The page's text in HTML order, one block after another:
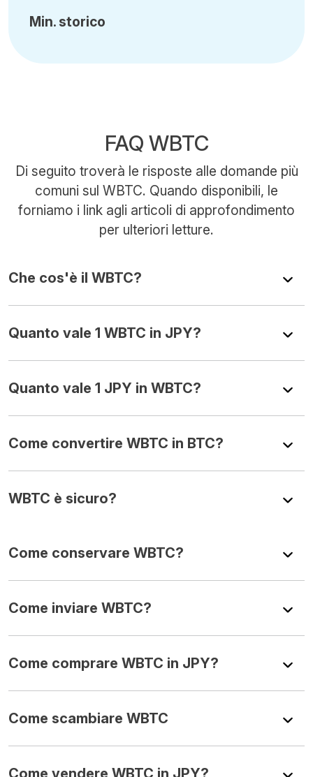
Min. storico
FAQ WBTC
Di seguito troverà le risposte alle domande più
comuni sul WBTC. Quando disponibili, le
forniamo i link agli articoli di approfondimento
per ulteriori letture.
Che cos'è il WBTC?
Quanto vale 1 WBTC in JPY?
Quanto vale 1 JPY in WBTC?
Come convertire WBTC in BTC?
WBTC è sicuro?
Come conservare WBTC?
Come inviare WBTC?
Come comprare WBTC in JPY?
Come scambiare WBTC
Come vendere WBTC in JPY?